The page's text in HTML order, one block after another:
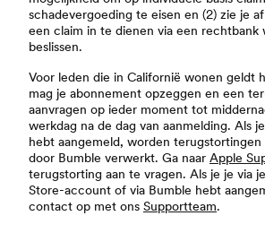
schadevergoeding te eisen en (2) zie je
een claim in te dienen via een rechtbank
beslissen.
Voor leden die in Californië wonen geldt
mag je abonnement opzeggen en een
aanvragen op ieder moment tot
werkdag na de dag van aanmelding. Als
hebt aangemeld, worden
door Bumble verwerkt. Ga naar Apple
terugstorting aan te vragen. Als je je via
Store-account of via Bumble hebt
contact op met ons Supportteam.